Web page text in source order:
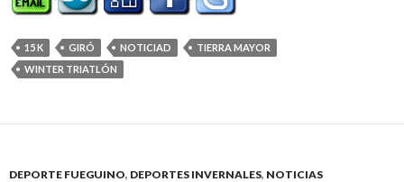
15 K GIRÓ NOTICIAD
TIERRA MAYOR
WINTER TRIATLÓN
DEPORTE FUEGUINO, DEPORTES INVERNALES, NOTICIAS